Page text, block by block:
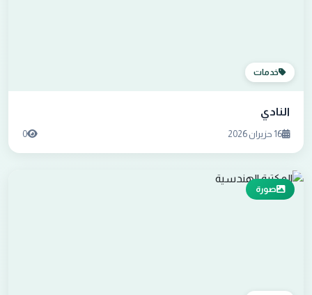
خدمات
النادي
16 حزيران 2026 0
صورة